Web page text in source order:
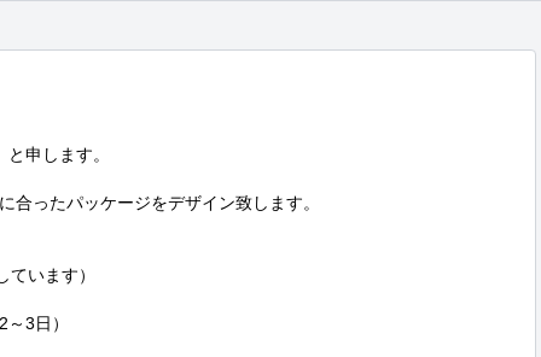
申します。
合ったパッケージをデザイン致します。
います）
3日）